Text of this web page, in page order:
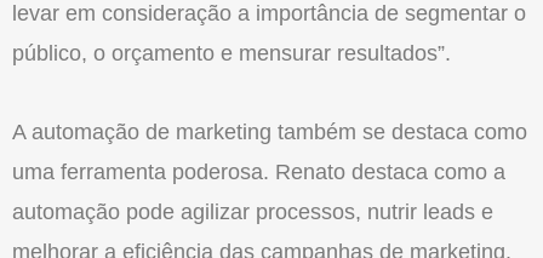
levar em consideração a importância de segmentar o
público, o orçamento e mensurar resultados”.
A automação de marketing também se destaca como
uma ferramenta poderosa. Renato destaca como a
automação pode agilizar processos, nutrir leads e
melhorar a eficiência das campanhas de marketing.